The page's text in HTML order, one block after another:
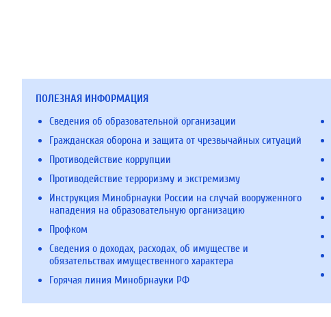
ПОЛЕЗНАЯ ИНФОРМАЦИЯ
Сведения об образовательной организации
Гражданская оборона и защита от чрезвычайных ситуаций
Противодействие коррупции
Противодействие терроризму и экстремизму
Инструкция Минобрнауки России на случай вооруженного
нападения на образовательную организацию
Профком
Сведения о доходах, расходах, об имуществе и
обязательствах имущественного характера
Горячая линия Минобрнауки РФ